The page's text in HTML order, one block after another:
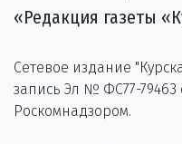
«Редакция газеты
Сетевое издание
запись Эл № ФС77-79463
Роскомнадзором.